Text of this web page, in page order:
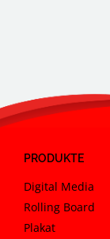
PRODUKTE
Digital Media
Rolling Board
Plakat